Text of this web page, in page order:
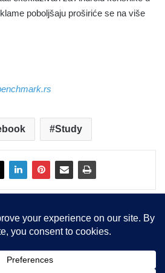
poboljšaju proširiće se na više
Study
prava zadržana | LBS Team d.o.o.
X LinkedIn